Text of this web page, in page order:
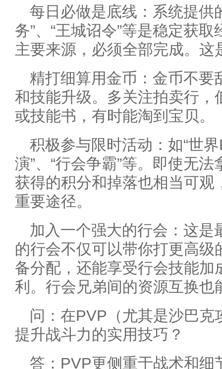
每日必做是底线：系统提供
务”、“王城诏令”等是稳定获
主要来源，必须全部完成。这
精打细算用金币：金币不要
和技能升级。多关注拍卖行，
或技能书，有时能淘到宝贝。
积极参与限时活动：如“世
演”、“行会争霸”等。即使无
获得的积分和掉落也相当可观
重要途径。
加入一个强大的行会：这是
的行会不仅可以带你打更高
备分配，还能享受行会技能加
利。行会兄弟间的资源互换也
问：在PVP（尤其是沙巴
提升战斗力的实用技巧？
答：PVP更侧重于战术和细